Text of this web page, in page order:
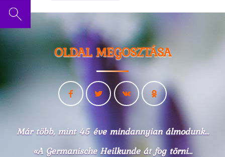
biológiai
természettörvény
természettörvény
2.
Biológiai
Biológiai
Sclerosis
multiplex
Tinnitus
szerkesztés
alatt
könyvéről
OLDAL MEGOSZTÁSA
Már több, mint 45 éve mindannyian álmodunk...
«A Germanische Heilkunde át fog törni...